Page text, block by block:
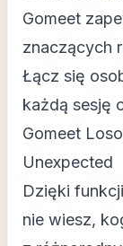
Gomeet
znaczących
Łącz się
każdą sesję
Gomeet
Unexpected
Dzięki
nie wiesz,